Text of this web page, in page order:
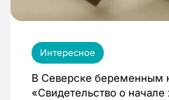
Интересное
В Северске беременным
«Свидетельство о начале